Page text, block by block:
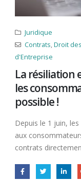
Juridique
Contrats,Droit
d'Entreprise
La résiliation
les
possible !
Depuis le 1 juin,
aux
contrats